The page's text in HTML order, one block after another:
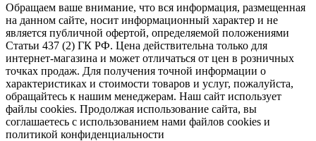
Обращаем ваше внимание, что вся информация, размещенная
на данном сайте, носит информационный характер и не
является публичной офертой, определяемой положениями
Статьи 437 (2) ГК РФ. Цена действительна только для
интернет-магазина и может отличаться от цен в розничных
точках продаж. Для получения точной информации о
характеристиках и стоимости товаров и услуг, пожалуйста,
обращайтесь к нашим менеджерам. Наш сайт использует
файлы cookies. Продолжая использование сайта, вы
соглашаетесь с использованием нами файлов cookies и
политикой конфиденциальности